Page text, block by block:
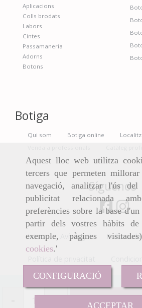
Aquest lloc web utilitza
tercers que permeten
navegació, analitzar l'ús
publicitat relacionada
preferències sobre la base
partir dels vostres hàbits de
exemple, pàgines
cookies.'
CONFIGURACIÓ
ACCEPTAR
+
Aplicacions
Colls brodats
Labors
Cintes
Passamaneria
Adorns
Botons
Botiga
Qui som Botiga online
Síguenos
Inicio Avís legal Política